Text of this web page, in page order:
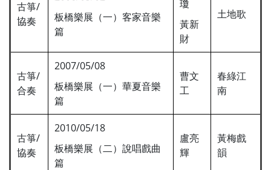
古箏/
協奏
板橋樂展（一）客家音樂
篇
瓊
黃新
財
土地歌
古箏/
合奏
2007/05/08
板橋樂展（一）華夏音樂
篇
曹文
工
春綠江
南
古箏/
協奏
2010/05/18
板橋樂展（二）說唱戲曲
篇
盧亮
輝
黃梅戲
韻